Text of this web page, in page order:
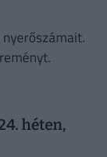
héten,